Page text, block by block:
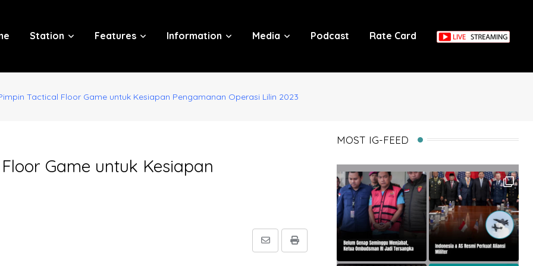
Station Features Information Media Podcast Rate Card
Tactical Floor Game untuk Kesiapan Pengamanan Operasi Lilin 2023
Game untuk Kesiapan
Print
Share
MOST IG-FEED